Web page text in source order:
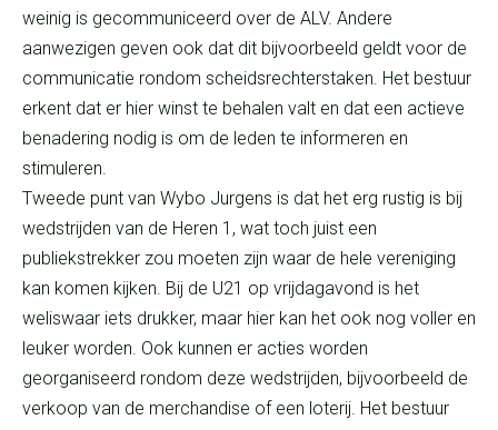
weinig is gecommuniceerd over de ALV. Andere
aanwezigen geven ook dat dit bijvoorbeeld geldt voor de
communicatie rondom scheidsrechterstaken. Het bestuur
erkent dat er hier winst te behalen valt en dat een actieve
benadering nodig is om de leden te informeren en
stimuleren.
Tweede punt van Wybo Jurgens is dat het erg rustig is bij
wedstrijden van de Heren 1, wat toch juist een
publiekstrekker zou moeten zijn waar de hele vereniging
kan komen kijken. Bij de U21 op vrijdagavond is het
weliswaar iets drukker, maar hier kan het ook nog voller en
leuker worden. Ook kunnen er acties worden
georganiseerd rondom deze wedstrijden, bijvoorbeeld de
verkoop van de merchandise of een loterij. Het bestuur